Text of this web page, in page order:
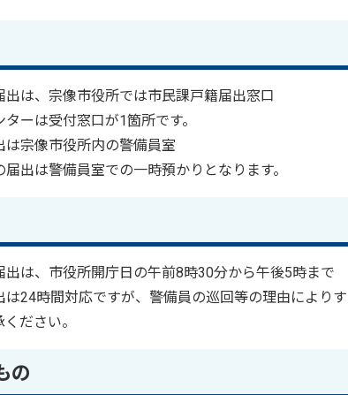
出は、宗像市役所では市民課戸籍届出窓口
ーは受付窓口が1箇所です。
は宗像市役所内の警備員室
出は警備員室での一時預かりとなります。
出は、市役所開庁日の午前8時30分から午後5時まで
は24時間対応ですが、警備員の巡回等の理由により
ださい。
の